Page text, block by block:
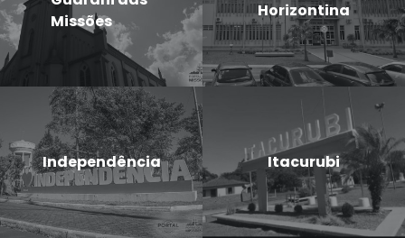
Missões
Horizontina
Independência Itacurubi